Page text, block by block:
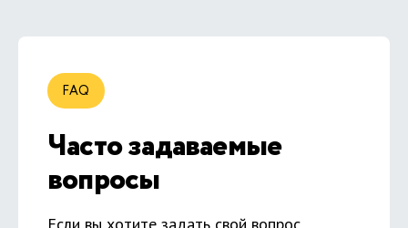
FAQ
Часто задаваемые
вопросы